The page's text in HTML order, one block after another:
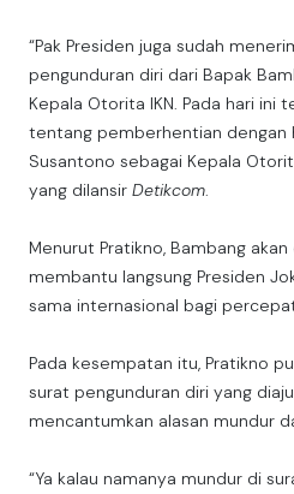
“Pak Presiden juga sudah
pengunduran diri dari Bapak
Kepala Otorita IKN. Pada hari ini
tentang pemberhentian dengan
Susantono sebagai Kepala
yang dilansir Detikcom.
Menurut Pratikno, Bambang
membantu langsung Presiden
sama internasional bagi
Pada kesempatan itu, Pratikno
surat pengunduran diri yang
mencantumkan alasan mundur
“Ya kalau namanya mundur di